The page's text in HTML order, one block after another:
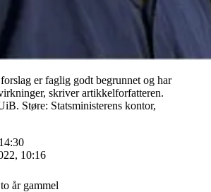
er faglig godt begrunnet og har
skriver artikkelforfatteren.
Støre: Statsministerens kontor,
10:16
år gammel